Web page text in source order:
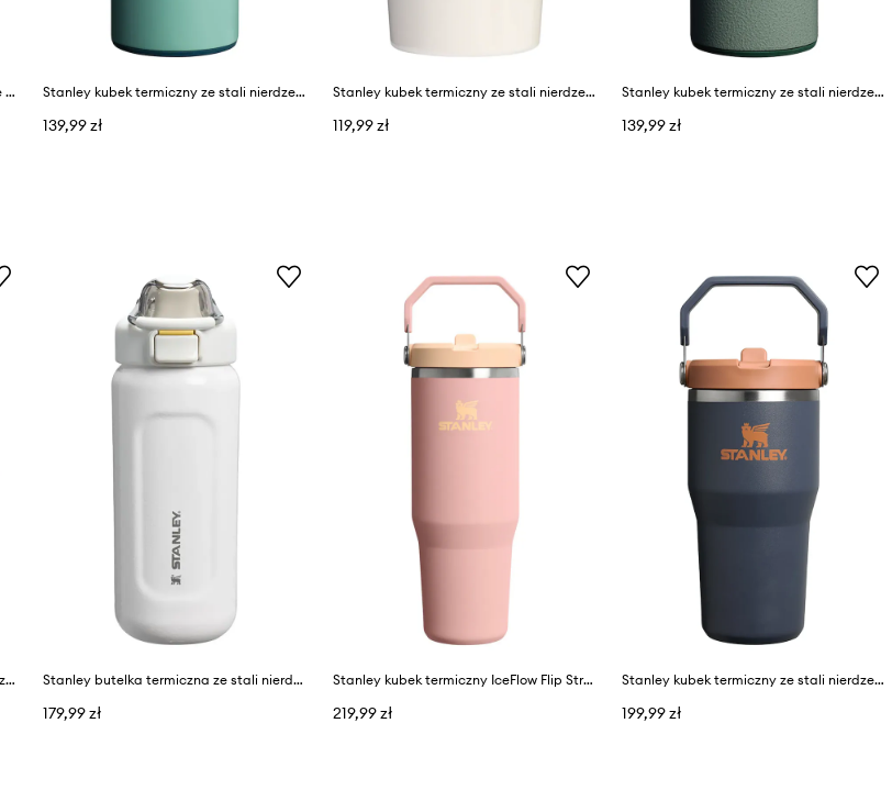
Stanley termos ze stali nierdzewnej The New Legend Bottle 0.94L Stanley kubek termiczny ze stali nierdzewnej Aerolight Transit FlipTop 0.35L
139,99 zł
Stanley kubek termiczny ze stali nierdzewnej Café-To-Go 0.23L
119,99 zł
Stanley kubek termiczny ze stali nierdzewnej Aerolight Transit FlipTop 0.35L
139,99 zł
Stanley termos obiadowy ze stali nierdzewnej Classic legendary 0,4l Stanley butelka termiczna ze stali nierdzewnej Classic Wellspring 0,47l
179,99 zł
Stanley kubek termiczny IceFlow Flip Straw 0,89l
219,99 zł
Stanley kubek termiczny ze stali nierdzewnej IceFlow Flip Straw 0,6l
199,99 zł